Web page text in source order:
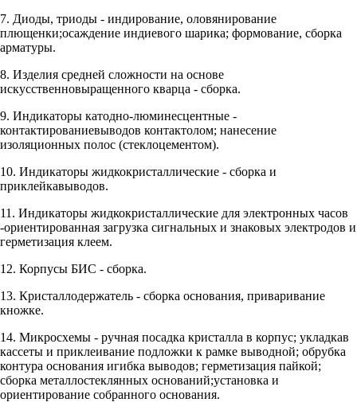
7. Диоды, триоды - индирование, оловянирование
плющенки;осаждение индиевого шарика; формование, сборка
арматуры.
8. Изделия средней сложности на основе
искусственновыращенного кварца - сборка.
9. Индикаторы катодно-люминесцентные -
контактированиевыводов контактолом; нанесение
изоляционных полос (стеклоцементом).
10. Индикаторы жидкокристаллические - сборка и
приклейкавыводов.
11. Индикаторы жидкокристаллические для электронных часов
-ориентированная загрузка сигнальных и знаковых электродов и
герметизация клеем.
12. Корпусы БИС - сборка.
13. Кристаллодержатель - сборка основания, приваривание
кножке.
14. Микросхемы - ручная посадка кристалла в корпус; укладкав
кассеты и приклеивание подложки к рамке выводной; обрубка
контура основания игибка выводов; герметизация пайкой;
сборка металлостеклянных оснований;установка и
ориентирование собранного основания.